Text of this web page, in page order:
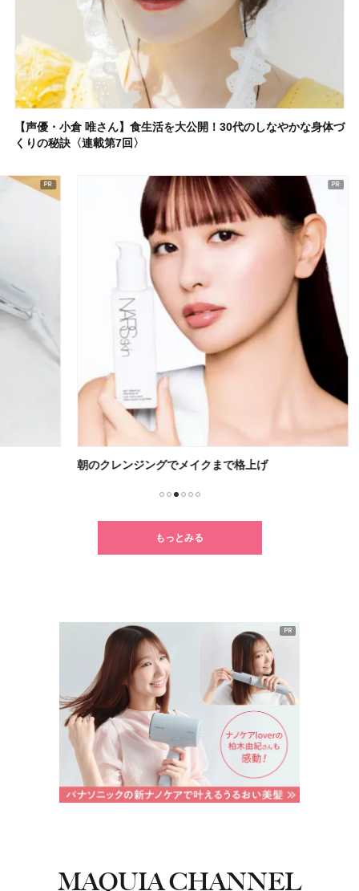
【声優・小倉 唯さん】食生活を大公開！30代のしなやかな身体づ
くりの秘訣〈連載第7回〉
朝のクレンジングでメイクまで格上げ
もっとみる
PR
MAQUIA CHANNEL